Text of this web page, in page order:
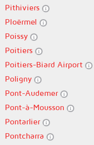
Pithiviers
Ploërmel
Poissy
Poitiers
Poitiers-Biard Airport
Poligny
Pont-Audemer
Pont-à-Mousson
Pontarlier
Pontcharra